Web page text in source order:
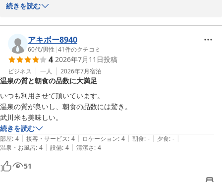
ます。
朝食につきましてのお褒めの言葉、大変嬉しく存じます。当ホテル
の朝食は、地元の野菜などを使ったメニュー作りに努めております
ので、そのようにおっしゃっていただけることは何よりの励みとな
ります。
また、大浴場の入れ替え時間に関しまして貴重なご意見をいただ
き、ありがとうございます。現状の運用につきまして、女性のお客
様のご利用時間配分など、今後の運営の参考にさせていただきま
す。
今後とも、お客様に快適にお過ごしいただけるようサービスの向上
に努めてまいります。またのお越しをスタッフ一同心よりお待ち申
し上げております。
ホテル 昭和＜山梨県＞
続きを読む
アキボー8940
60代/男性 |41件のクチコミ
4 2026年7月11日投稿
ビジネス 一人 2026年7月宿泊
温泉の質と朝食の品数に大満足
いつも利用させて頂いています。
温泉の質が良いし、朝食の品数には驚き。
武川米も美味しい。
続きを読む
部屋: 4 | 接客・サービス: 4 | ロケーション: 4 | 朝食: - | 夕食: - |
温泉・お風呂: 4 | 設備: 4 | 清潔さ: 4
51